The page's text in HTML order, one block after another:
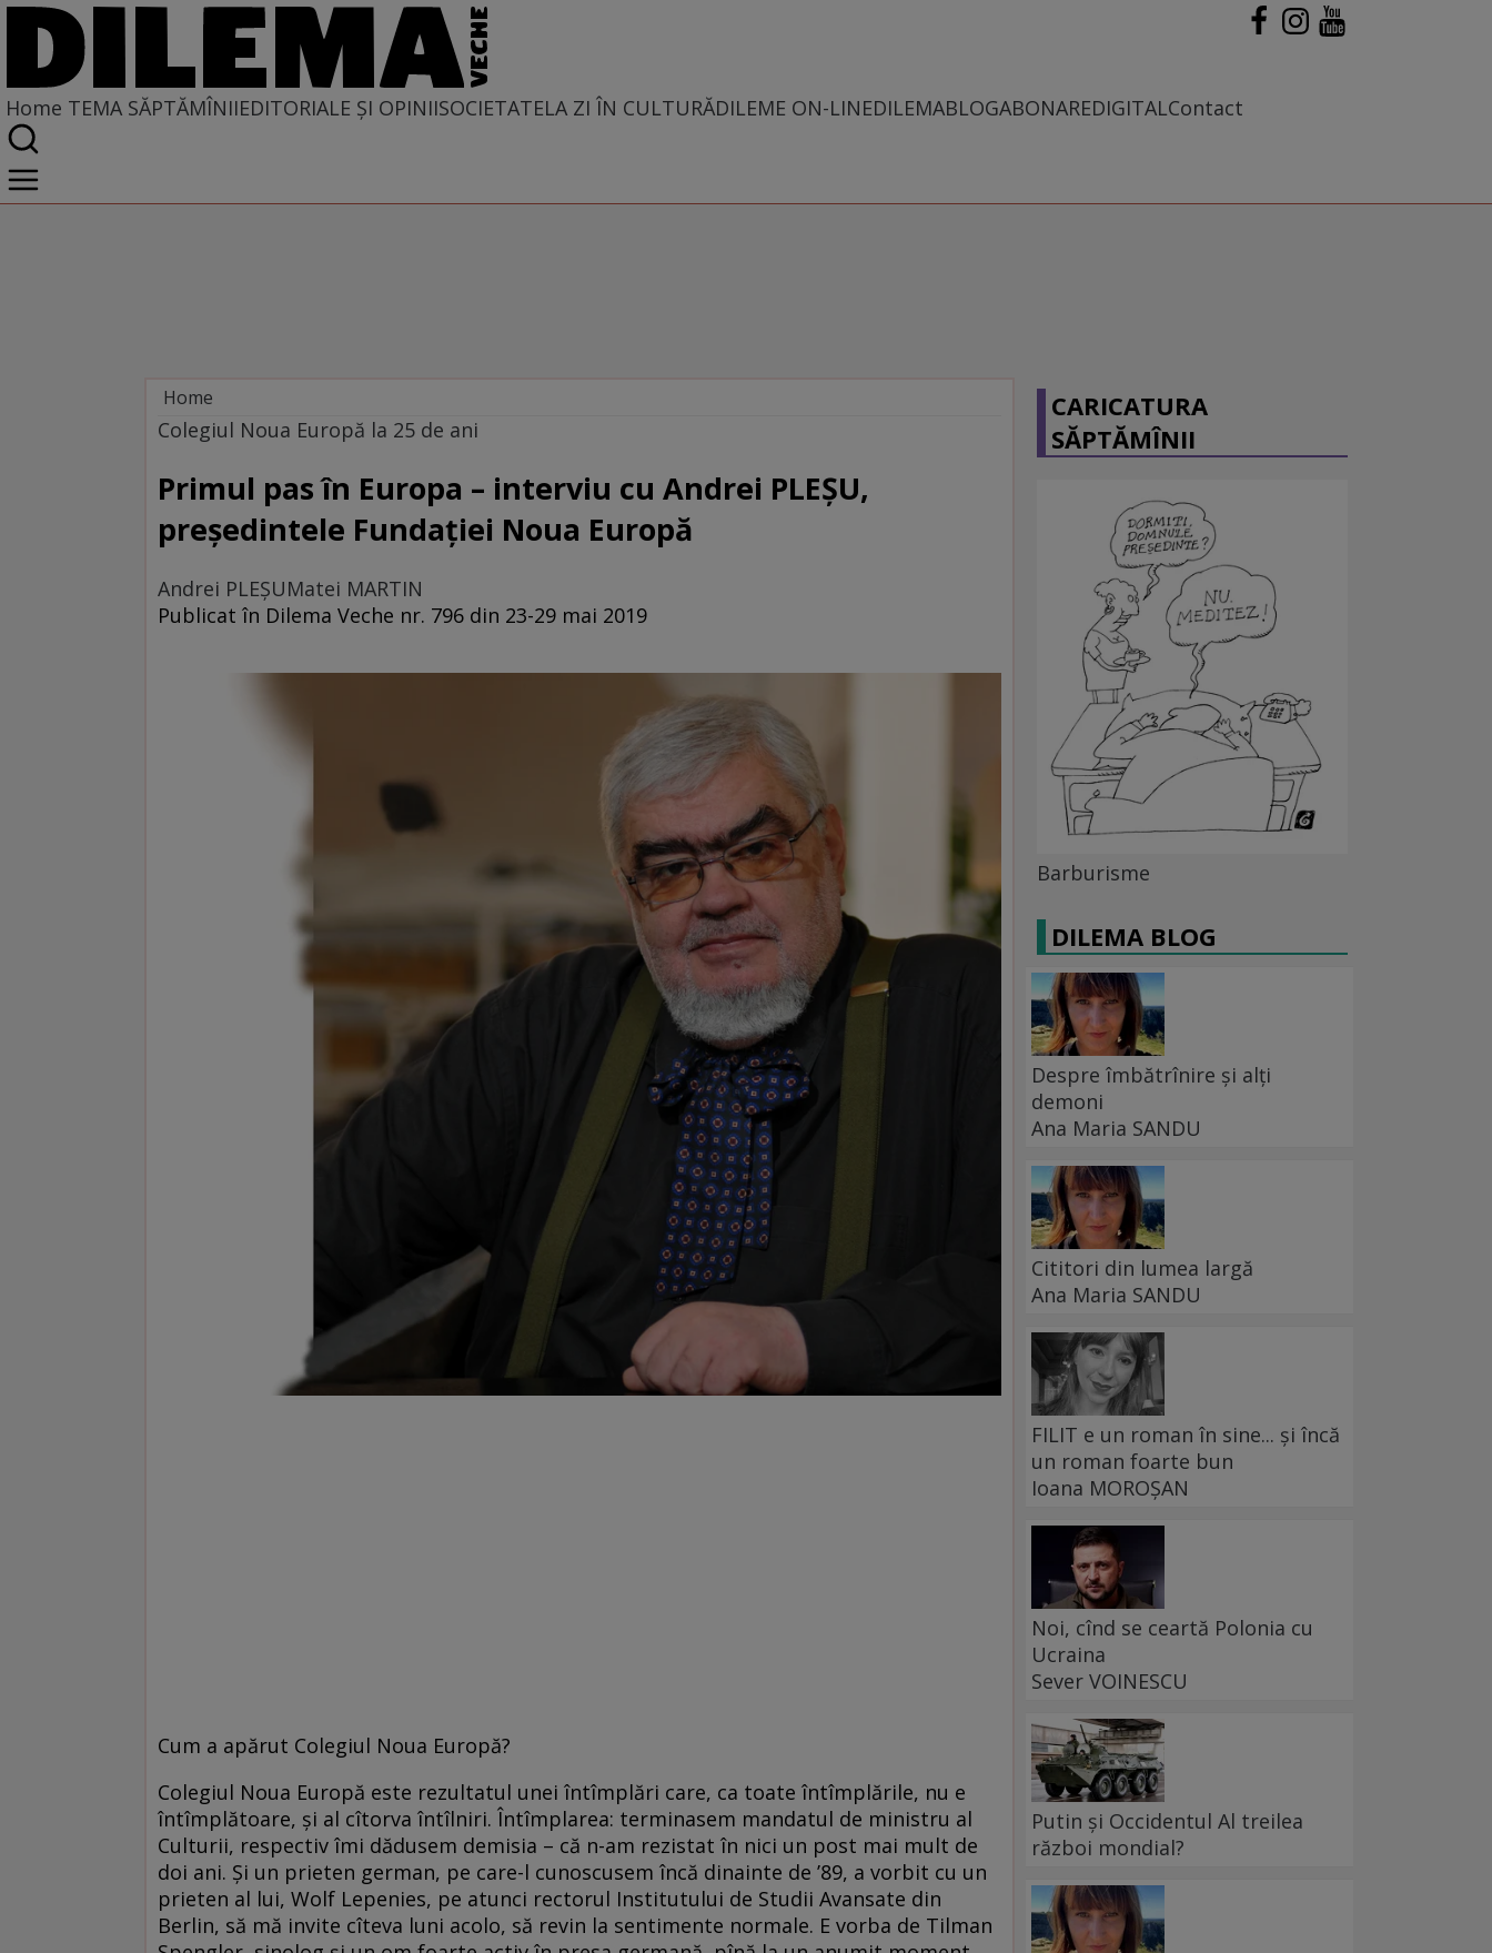
Home TEMA SĂPTĂMÎNIIEDITORIALE ȘI OPINIISOCIETATELA ZI ÎN CULTURĂDILEME ON-LINEDILEMABLOGABONAREDIGITALContact
Home
Tema săptămînii
Colegiul Noua Europă la 25 de ani
Primul pas în Europa – interviu cu Andrei PLEȘU,
președintele Fundației Noua Europă
Andrei PLEŞUMatei MARTIN
Publicat în Dilema Veche nr. 796 din 23-29 mai 2019
Cum a apărut Colegiul Noua Europă?
Colegiul Noua Europă este rezultatul unei întîmplări care, ca toate întîmplările, nu e
întîmplătoare, și al cîtorva întîlniri. Întîmplarea: terminasem mandatul de ministru al
Culturii, respectiv îmi dădusem demisia – că n-am rezistat în nici un post mai mult de
doi ani. Și un prieten german, pe care-l cunoscusem încă dinainte de ’89, a vorbit cu un
prieten al lui, Wolf Lepenies, pe atunci rectorul Institutului de Studii Avansate din
Berlin, să mă invite cîteva luni acolo, să revin la sentimente normale. E vorba de Tilman
CARICATURA
SĂPTĂMÎNII
Barburisme
DILEMA BLOG
Despre îmbătrînire și alți
demoni
Ana Maria SANDU
Cititori din lumea largă
Ana Maria SANDU
FILIT e un roman în sine... și încă
un roman foarte bun
Ioana MOROȘAN
Noi, cînd se ceartă Polonia cu
Ucraina
Sever VOINESCU
Putin și Occidentul Al treilea
război mondial?